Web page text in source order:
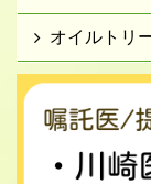
オイルトリ